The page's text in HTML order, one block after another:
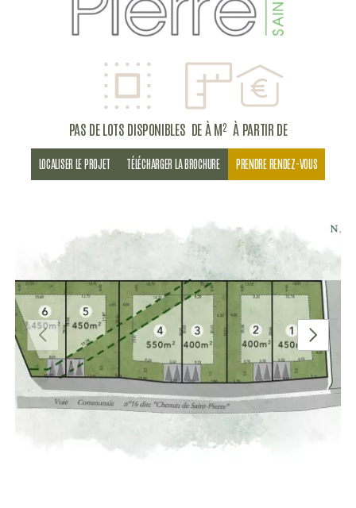
PAS DE LOTS DISPONIBLES DE À M² À PARTIR DE
LOCALISER LE PROJET TÉLÉCHARGER LA BROCHURE PRENDRE RENDEZ-VOUS
PRÉCÉDENT SUIVANT